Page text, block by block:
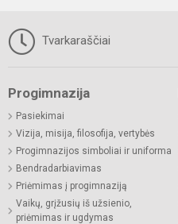
Tvarkaraščiai
Progimnazija
Pasiekimai
Vizija, misija, filosofija, vertybės
Progimnazijos simboliai ir uniforma
Bendradarbiavimas
Priėmimas į progimnaziją
Vaikų, grįžusių iš užsienio,
priėmimas ir ugdymas